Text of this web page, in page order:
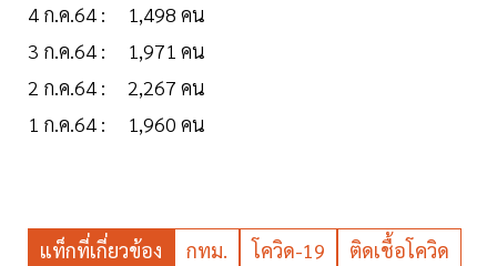
4 ก.ค.64 : 1,498 คน
3 ก.ค.64 : 1,971 คน
2 ก.ค.64 : 2,267 คน
1 ก.ค.64 : 1,960 คน
แท็กที่เกี่ยวข้อง กทม. โควิด-19
ติดเชื้อโควิด